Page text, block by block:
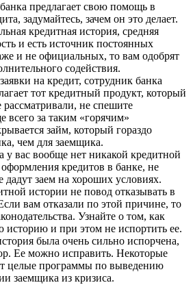
предлагает свою помощь в
задумайтесь, зачем он это делает.
кредитная история, средняя
и есть источник постоянных
и не официальных, то вам одобрят
содействия.
на кредит, сотрудник банка
тот кредитный продукт, который
рассматривали, не спешите
всего за таким «горячим»
займ, который гораздо
чем для заемщика.
у вас вообще нет никакой кредитной
кредитов в банке, не
дадут заем на хороших условиях.
истории не повод отказывать в
вам отказали по этой причине, то
Узнайте о том, как
историю и при этом не испортить ее.
была очень сильно испорчена,
Ее можно исправить. Некоторые
целые программы по выведению
заемщика из кризиса.